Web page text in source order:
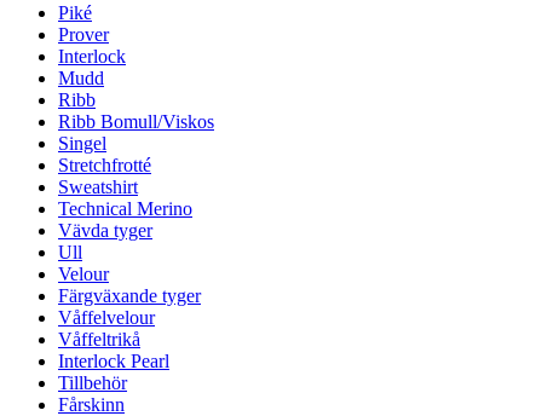
Piké
Prover
Interlock
Mudd
Ribb
Ribb Bomull/Viskos
Singel
Stretchfrotté
Sweatshirt
Technical Merino
Vävda tyger
Ull
Velour
Färgväxande tyger
Våffelvelour
Våffeltrikå
Interlock Pearl
Tillbehör
Fårskinn